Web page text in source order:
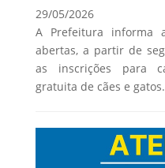
29/05/2026
A Prefeitura informa
abertas, a partir de
as inscrições para
gratuita de cães e gatos.